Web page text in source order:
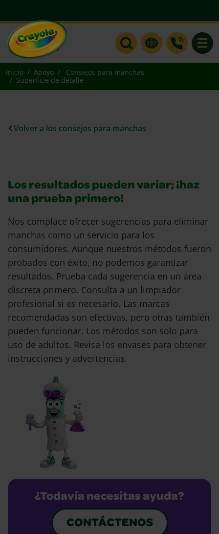
Inicio Apoyo
Consejos para manchas
Superficie de detalle
Volver a los consejos para manchas
Los resultados pueden variar; ¡haz
una prueba primero!
Nos complace ofrecer sugerencias para eliminar
manchas como un servicio para los
consumidores. Aunque nuestros métodos fueron
probados con éxito, no podemos garantizar
resultados. Prueba cada sugerencia en un área
discreta primero. Consulta a un limpiador
profesional si es necesario. Las marcas
recomendadas son efectivas, pero otras también
pueden funcionar. Los métodos son solo para
uso de adultos. Revisa los envases para obtener
instrucciones y advertencias.
¿Todavía necesitas ayuda?
CONTÁCTENOS